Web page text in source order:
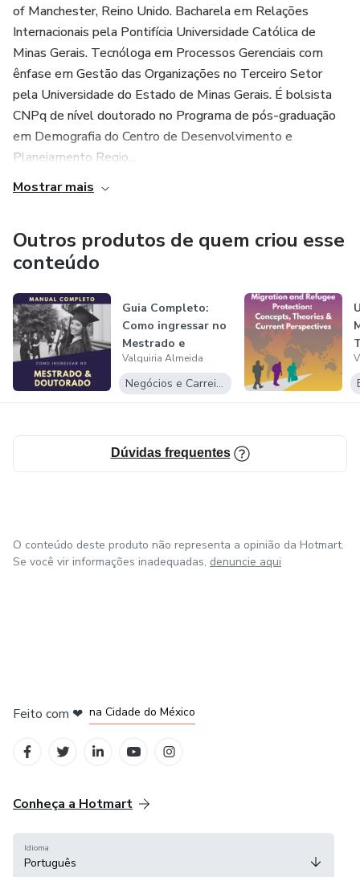
Indicado para:
Estudantes de qualquer área de conhecimento;
Profissionais e pesquisadores que precisam de introdução
ao tema das migrações;
Candidatos a concursos, mestrados e doutorados que
populacional.
Um conteúdo didático, atualizado e visualmente atrativo,
criado para transformar a complexidade das migrações em
of Manchester, Reino Unido. Bacharela em Relações
Internacionais pela Pontifícia Universidade Católica de
Minas Gerais. Tecnóloga em Processos Gerenciais com
ênfase em Gestão das Organizações no Terceiro Setor
pela Universidade do Estado de Minas Gerais. É bolsista
CNPq de nível doutorado no Programa de pós-graduação
em Demografia do Centro de Desenvolvimento e
Planejamento Regio...
Mostrar mais
Outros produtos de quem criou esse
conteúdo
Guia Completo:
Como ingressar no
Mestrado e
Doutorado no
Bra...
Valquiria Almeida
Negócios e Carreira
Dúvidas frequentes
O conteúdo deste produto não representa a opinião da Hotmart.
Se você vir informações inadequadas, denuncie aqui
Feito com ❤ na Cidade do México
Conheça a Hotmart
Idioma
Português